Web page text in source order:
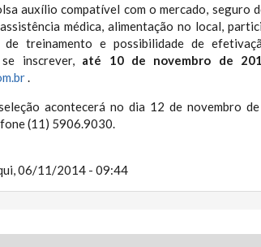
auxílio compatível com o mercado, seguro
médica, alimentação no local,
de treinamento e possibilidade de
inscrever,até 10 de novembro de
.
acontecerá no dia 12 de novembro
(11) 5906.9030.
06/11/2014 - 09:44